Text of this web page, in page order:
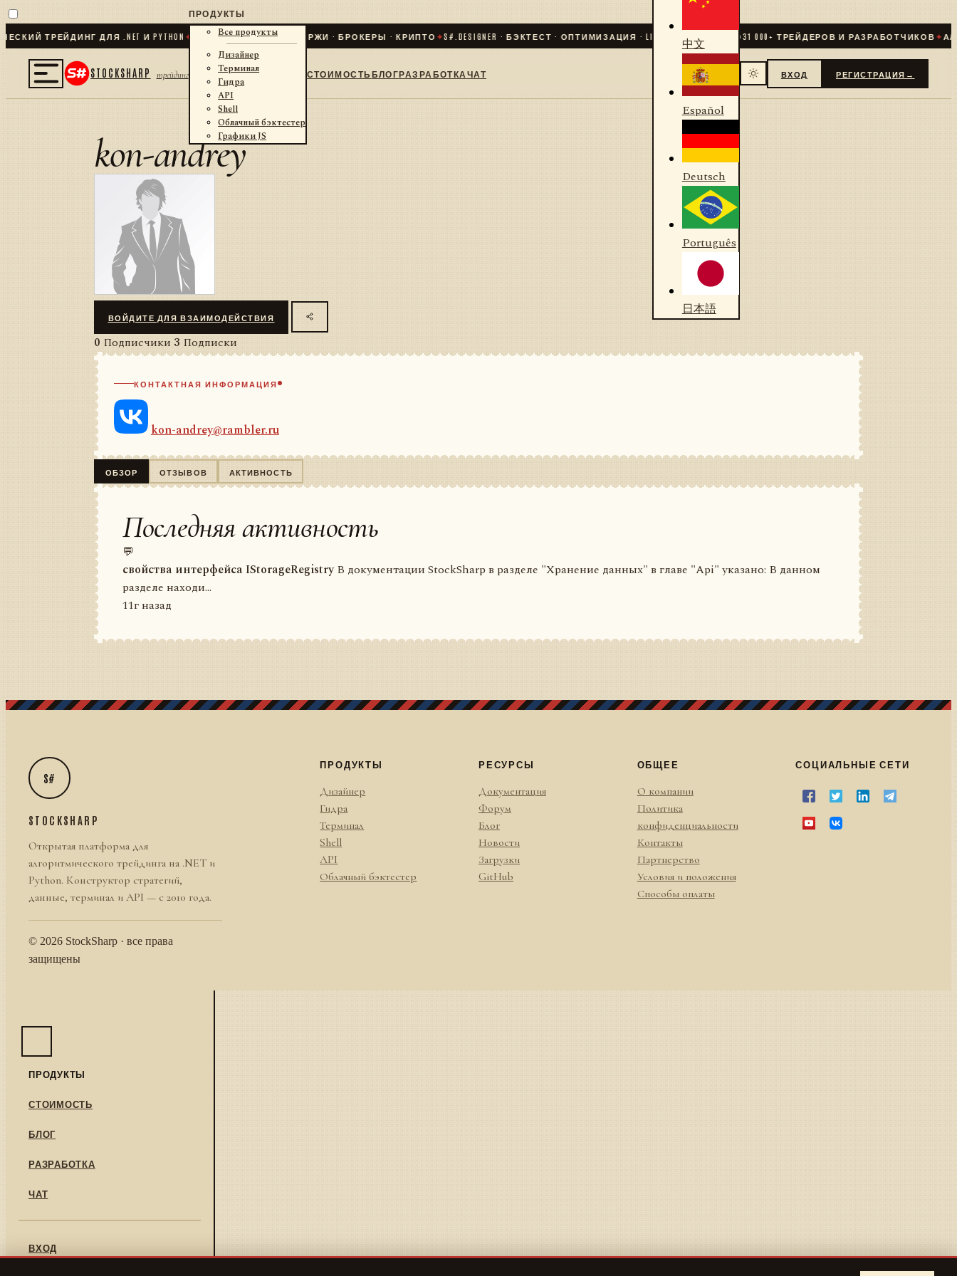
ТРЕЙДИНГ ДЛЯ .NET И PYTHON✦ 70 + КОННЕКТОРОВ · БИРЖИ · БРОКЕРЫ · КРИПТО✦ S#.DESIGNER · БЭКТЕСТ · ОПТИМИЗАЦИЯ · LIVE СООБЩЕСТВО 31 000+ ТРЕЙДЕРОВ И РАЗРАБОТЧИКОВ ✦
STOCKSHARP трейдинг
ПРОДУКТЫ
Все продукты
Дизайнер
Терминал
Гидра
API
Shell
Облачный бэктестер
Графики JS
СТОИМОСТЬБЛОГРАЗРАБОТКАЧАТ
中文
Español
Deutsch
Português
日本語
ВХОД РЕГИСТРАЦИЯ →
kon-andrey
ВОЙДИТЕ ДЛЯ ВЗАИМОДЕЙСТВИЯ
0 Подписчики 3 Подписки
КОНТАКТНАЯ ИНФОРМАЦИЯ
kon-andrey@rambler.ru
ОБЗОР ОТЗЫВОВ АКТИВНОСТЬ
Последняя активность
💬
свойства интерфейса IStorageRegistryВ документации StockSharp в разделе "Хранение данных" в главе "Api" указано: В данном
разделе находи...
11г назад
S#
STOCKSHARP
Открытая платформа для
алгоритмического трейдинга на .NET и
Python. Конструктор стратегий,
данные, терминал и API — с 2010 года.
© 2026 StockSharp · все права
защищены
ПРОДУКТЫ
Дизайнер
Гидра
Терминал
Shell
API
Облачный бэктестер
РЕСУРСЫ
Документация
Форум
Блог
Новости
Загрузки
GitHub
ОБЩЕЕ
О компании
Политика
конфиденциальности
Контакты
Партнерство
Условия и положения
Способы оплаты
СОЦИАЛЬНЫЕ СЕТИ
ПРОДУКТЫ
СТОИМОСТЬ
БЛОГ
РАЗРАБОТКА
ЧАТ
ВХОД